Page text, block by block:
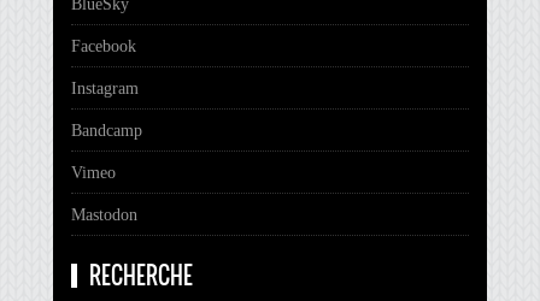
BlueSky
Facebook
Instagram
Bandcamp
Vimeo
Mastodon
RECHERCHE